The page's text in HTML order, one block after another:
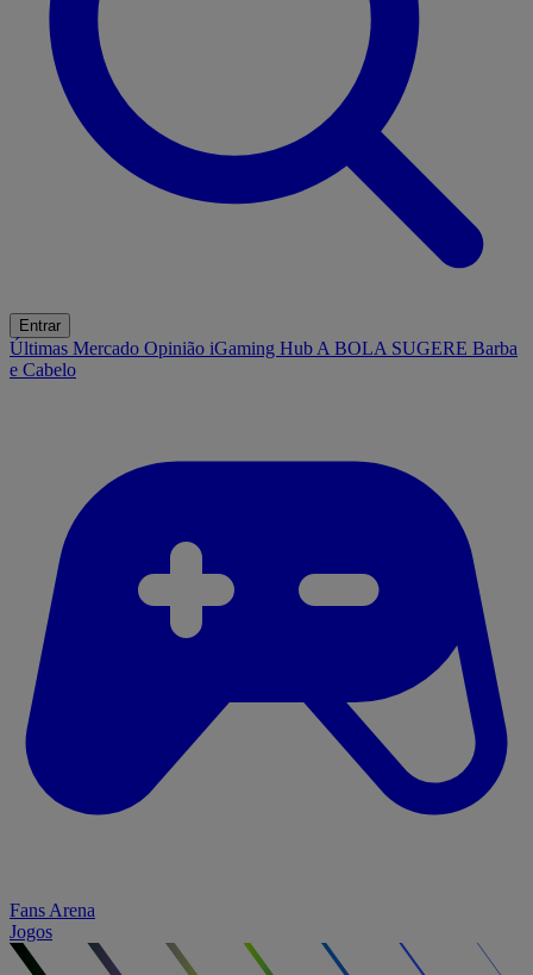
Entrar
Últimas Mercado Opinião iGaming Hub A BOLA SUGERE Barba
e Cabelo
Fans Arena
Jogos